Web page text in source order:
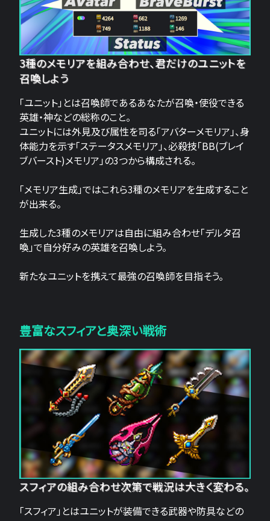
3種のメモリアを組み合わせ、君だけのユニットを
召喚しよう
「ユニット」とは召喚師であるあなたが召喚・使役できる
英雄・神などの総称のこと。
ユニットには外見及び属性を司る「アバターメモリア」、身
体能力を示す「ステータスメモリア」、必殺技「BB(ブレイ
ブバースト)メモリア」の3つから構成される。
「メモリア生成」ではこれら3種のメモリアを生成すること
が出来る。
生成した3種のメモリアは自由に組み合わせ「デルタ召
喚」で自分好みの英雄を召喚しよう。
新たなユニットを携えて最強の召喚師を目指そう。
豊富なスフィアと奥深い戦術
スフィアの組み合わせ次第で戦況は大きく変わる。
「スフィア」とはユニットが装備できる武器や防具などの